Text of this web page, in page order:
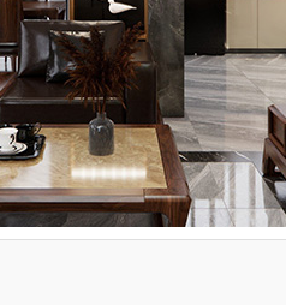
Bộ Nồi 5 Món
Mutlich MG255I
$ 1,642,000